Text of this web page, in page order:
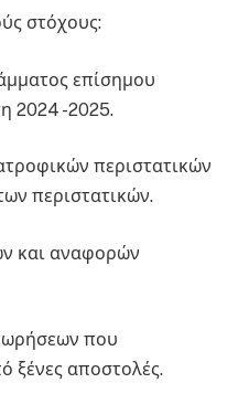
στόχους:
επίσημου
2024 -2025.
περιστατικών
περιστατικών.
και αναφορών
που
ξένες αποστολές.